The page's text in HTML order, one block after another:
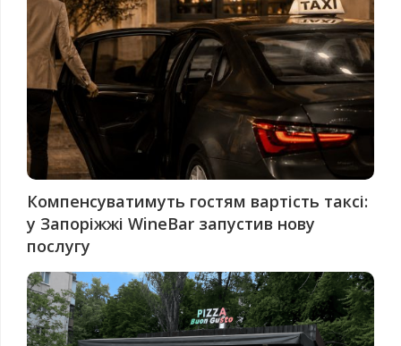
Компенсуватимуть гостям вартість таксі:
у Запоріжжі WineBar запустив нову
послугу